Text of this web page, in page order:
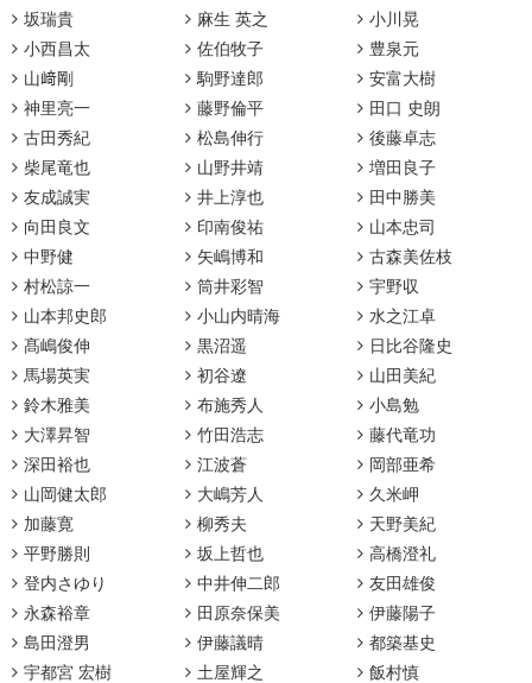
坂瑞貴
麻生 英之
小川晃
小西昌太
佐伯牧子
豊泉元
山﨑剛
駒野達郎
安富大樹
神里亮一
藤野倫平
田口 史朗
古田秀紀
松島伸行
後藤卓志
柴尾竜也
山野井靖
増田良子
友成誠実
井上淳也
田中勝美
向田良文
印南俊祐
山本忠司
中野健
矢嶋博和
古森美佐枝
村松諒一
筒井彩智
宇野収
山本邦史郎
小山内晴海
水之江卓
髙嶋俊伸
黒沼遥
日比谷隆史
馬場英実
初谷遼
山田美紀
鈴木雅美
布施秀人
小島勉
大澤昇智
竹田浩志
藤代竜功
深田裕也
江波蒼
岡部亜希
山岡健太郎
大嶋芳人
久米岬
加藤寛
柳秀夫
天野美紀
平野勝則
坂上哲也
高橋澄礼
登内さゆり
中井伸二郎
友田雄俊
永森裕章
田原奈保美
伊藤陽子
島田澄男
伊藤議晴
都築基史
宇都宮 宏樹
土屋輝之
飯村慎